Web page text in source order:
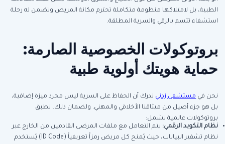
الطبية، بل لامتلاكها منظومة متكاملة تحترم مكانة المريض وتضمن له رحلة
استشفاء تتسم بالرقي والسرية المطلقة.
بروتوكولات الخصوصية الصارمة:
حماية هويتك أولوية طبية
نحن فيمستشفى زدني ندرك أن الحفاظ على السرية ليس مجرد ميزة إضافية،
بل هو جزء أصيل من ميثاقنا الأخلاقي والمهني. ولضمان ذلك، نطبق
بروتوكولات عالمية تشمل:
نظام التكويد الرقمي: يتم التعامل مع ملفات المرضى القادمين من الخارج عبر
نظام تشفير البيانات، حيث يُمنح كل مريض رمزاً تعريفياً (ID Code) يُستخدم